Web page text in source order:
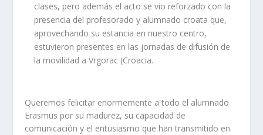
clases, pero además el acto se vio reforzado con la
presencia del profesorado y alumnado croata que,
aprovechando su estancia en nuestro centro,
estuvieron presentes en las jornadas de difusión de
la movilidad a Vrgorac (Croacia.
Queremos felicitar enormemente a todo el alumnado
Erasmus por su madurez, su capacidad de
comunicación y el entusiasmo que han transmitido en